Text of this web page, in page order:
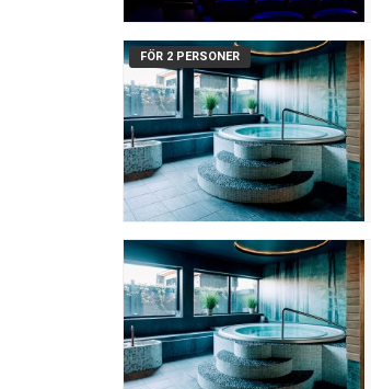
FÖR 2 PERSONER